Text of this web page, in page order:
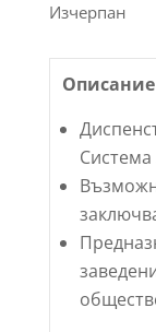
Изчерпан
Описание
Система